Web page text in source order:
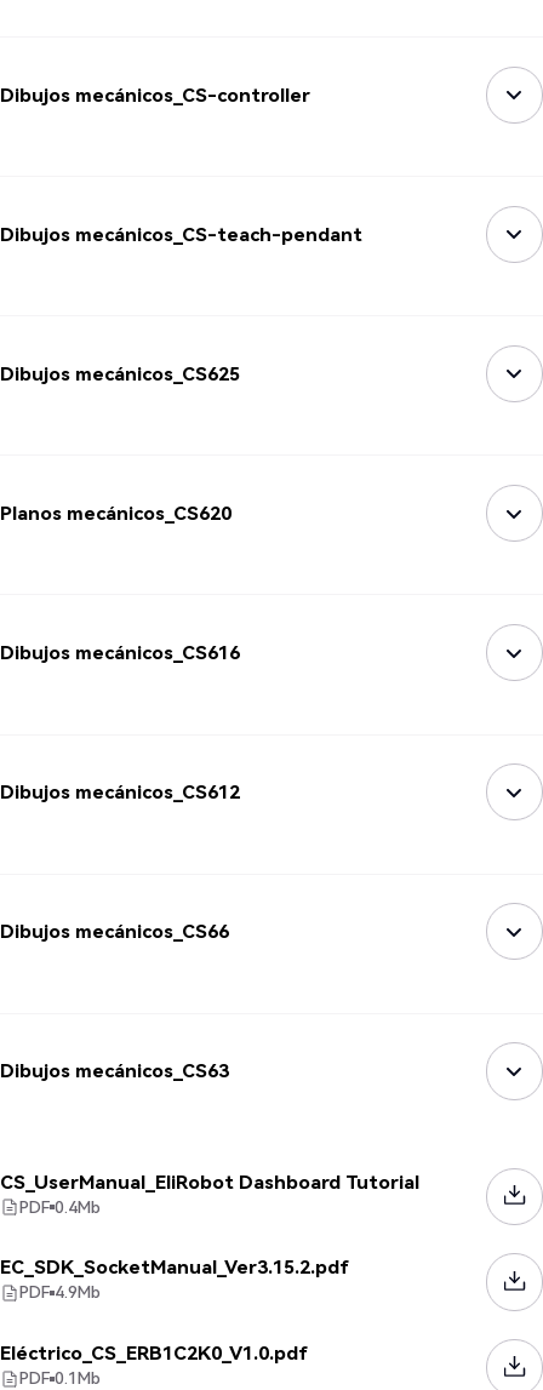
Dibujos mecánicos_CS-controller
Dibujos mecánicos_CS-teach-pendant
Dibujos mecánicos_CS625
Planos mecánicos_CS620
Dibujos mecánicos_CS616
Dibujos mecánicos_CS612
Dibujos mecánicos_CS66
Dibujos mecánicos_CS63
CS_UserManual_EliRobot Dashboard Tutorial
PDF 0.4Mb
EC_SDK_SocketManual_Ver3.15.2.pdf
PDF 4.9Mb
Eléctrico_CS_ERB1C2K0_V1.0.pdf
PDF 0.1Mb